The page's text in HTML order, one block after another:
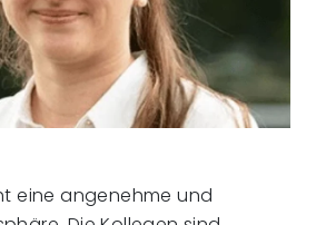
eine angenehme und